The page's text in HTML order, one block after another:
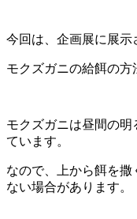
今回は、企画展に展示
モクズガニの給餌の方
モクズガニは昼間の
ています。
なので、上から餌を
ない場合があります。